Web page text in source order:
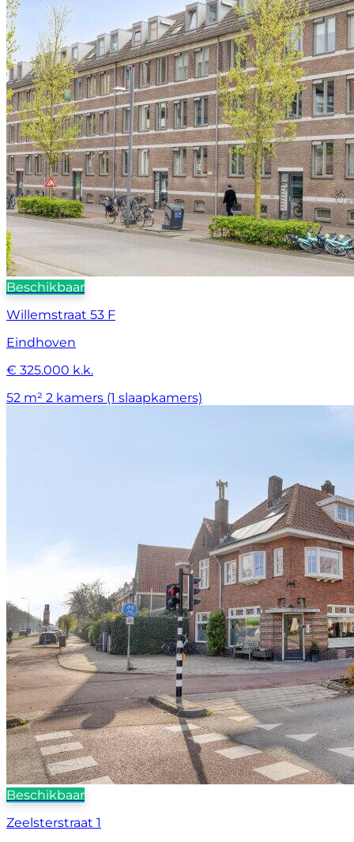
Beschikbaar
Willemstraat 53 F
Eindhoven
€ 325.000 k.k.
52 m² 2 kamers (1 slaapkamers)
Beschikbaar
Zeelsterstraat 1